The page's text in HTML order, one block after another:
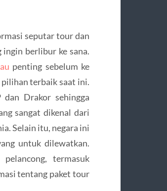
seputar tour dan
berlibur ke sana.
penting sebelum ke
pilihan terbaik saat ini.
dan Drakor sehingga
sangat dikenal dari
Selain itu, negara ini
untuk dilewatkan.
termasuk
tentang paket tour